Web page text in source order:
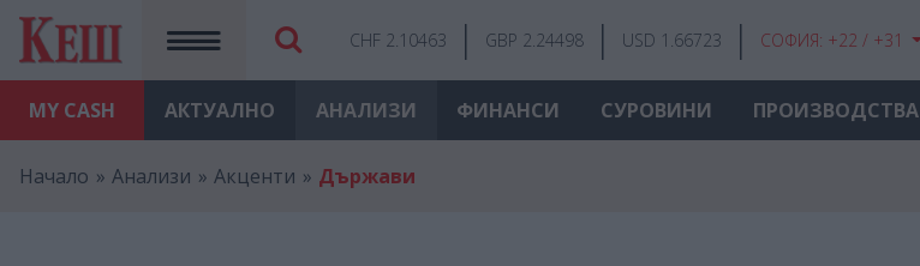
MY CASH
CHF 2.10463 GBP 2.24498 USD 1.66723 СОФИЯ: +22 / +31
АКТУАЛНО АНАЛИЗИ ФИНАНСИ СУРОВИНИ ПРОИЗВОДСТВА
Начало Анализи Акценти Държави